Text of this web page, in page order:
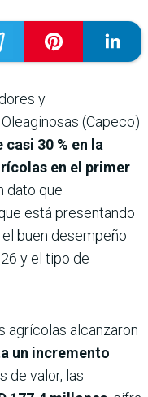
y
(Capeco)
30 % en la
en el primer
dato que
está presentando
buen desempeño
y el tipo de
agrícolas alcanzaron
un incremento
de valor, las